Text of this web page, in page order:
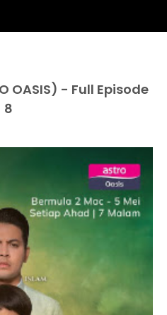
OASIS) - Full Episode
8